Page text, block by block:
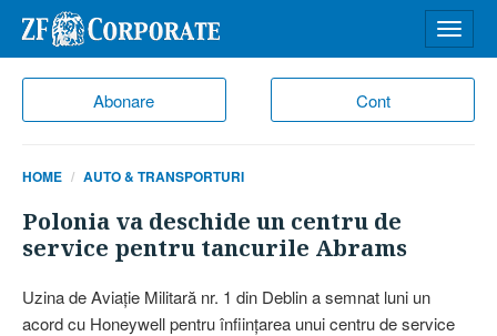
Abonare Cont
meniu
HOME AUTO & TRANSPORTURI
Polonia va deschide un centru de
service pentru tancurile Abrams
Uzina de Aviaţie Militară nr. 1 din Deblin a semnat luni un
acord cu Honeywell pentru înfiinţarea unui centru de service